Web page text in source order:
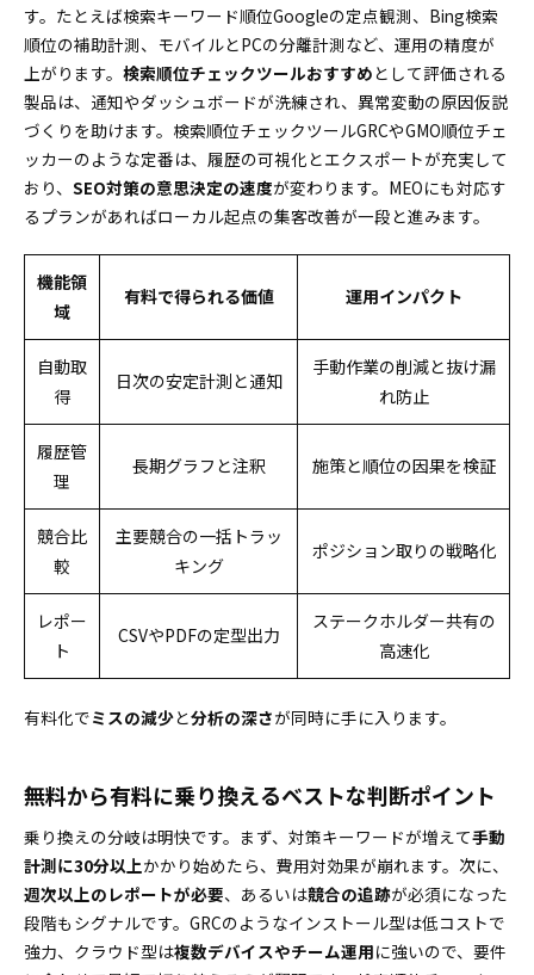
す。たとえば検索キーワード順位Googleの定点観測、Bing検索
順位の補助計測、モバイルとPCの分離計測など、運用の精度が
上がります。 検索順位チェックツールおすすめとして評価される
製品は、通知やダッシュボードが洗練され、異常変動の原因仮説
づくりを助けます。検索順位チェックツールGRCやGMO順位チェ
ッカーのような定番は、履歴の可視化とエクスポートが充実して
おり、 SEO対策の意思決定の速度が変わります。MEOにも対応す
るプランがあればローカル起点の集客改善が一段と進みます。
機能領
域
有料で得られる価値 運用インパクト
自動取
得
日次の安定計測と通知
手動作業の削減と抜け漏
れ防止
履歴管
理
長期グラフと注釈 施策と順位の因果を検証
競合比
較
主要競合の一括トラッ
キング
ポジション取りの戦略化
レポー
ト
CSVやPDFの定型出力
ステークホルダー共有の
高速化
有料化でミスの減少と分析の深さが同時に手に入ります。
無料から有料に乗り換えるベストな判断ポイント
乗り換えの分岐は明快です。まず、対策キーワードが増えて手動
計測に30分以上かかり始めたら、費用対効果が崩れます。次に、
週次以上のレポートが必要、あるいは競合の追跡が必須になった
段階もシグナルです。GRCのようなインストール型は低コストで
強力、クラウド型は複数デバイスやチーム運用に強いので、要件